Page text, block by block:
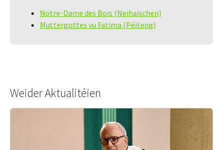
Notre-Dame des Bois (Neihaischen)
Muttergottes vu Fatima (Péiteng)
Weider Aktualitéien